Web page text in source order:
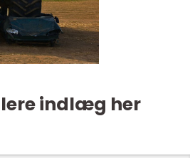
indlæg her